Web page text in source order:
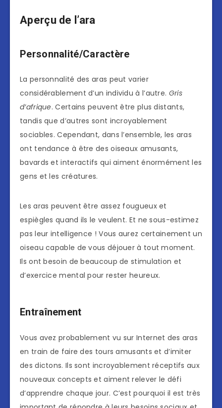
Aperçu de l’ara
Personnalité/Caractère
La personnalité des aras peut varier
considérablement d’un individu à l’autre. Gris
d’afrique. Certains peuvent être plus distants,
tandis que d’autres sont incroyablement
sociables. Cependant, dans l’ensemble, les aras
ont tendance à être des oiseaux amusants,
bavards et interactifs qui aiment énormément les
gens et les créatures.
Les aras peuvent être assez fougueux et
espiègles quand ils le veulent. Et ne sous-estimez
pas leur intelligence ! Vous aurez certainement un
oiseau capable de vous déjouer à tout moment.
Ils ont besoin de beaucoup de stimulation et
d’exercice mental pour rester heureux.
Entraînement
Vous avez probablement vu sur Internet des aras
en train de faire des tours amusants et d’imiter
des dictons. Ils sont incroyablement réceptifs aux
nouveaux concepts et aiment relever le défi
d’apprendre chaque jour. C’est pourquoi il est très